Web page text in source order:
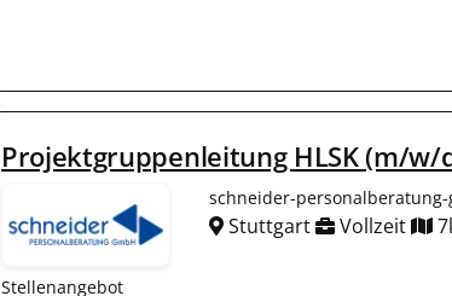
Projektgruppenleitung HLSK (m/w/
schneider-
Stuttgart Vollzeit
Stellenangebot